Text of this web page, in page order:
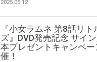
2025.05.12
『小女ラムネ 第8話リト
ズ』DVD発売記念 サイ
本プレゼントキャンペー
催！